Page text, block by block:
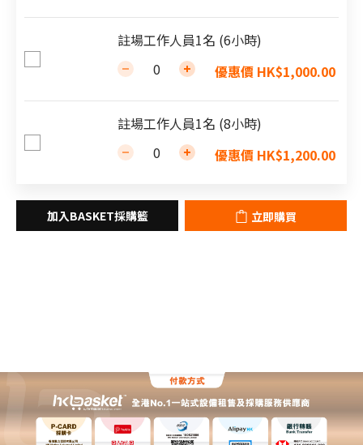
註場工作人員1名 (6小時)
優惠價 HK$1,000.00
註場工作人員1名 (8小時)
優惠價 HK$1,200.00
立即購買